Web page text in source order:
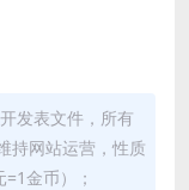
发表文件，所有
持网站运营，性质
金币）；